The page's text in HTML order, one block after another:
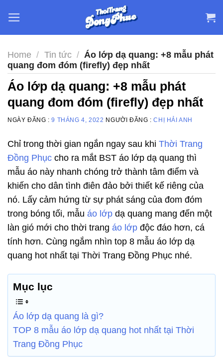
content
Home / Tin tức / Áo lớp dạ quang: +8 mẫu phát
quang đom đóm (firefly) đẹp nhất
Áo lớp dạ quang: +8 mẫu phát
quang đom đóm (firefly) đẹp nhất
NGÀY ĐĂNG :9 THÁNG 4, 2022 NGƯỜI ĐĂNG :CHỊ HẢI ANH
Chỉ trong thời gian ngắn ngay sau khi Thời Trang
Đồng Phục cho ra mắt BST áo lớp dạ quang thì
mẫu áo này nhanh chóng trở thành tâm điểm và
khiến cho dân tình điên đảo bởi thiết kế riêng của
nó. Lấy cảm hứng từ sự phát sáng của đom đóm
trong bóng tối, mẫu áo lớp dạ quang mang đến một
làn gió mới cho thời trang áo lớp độc đáo hơn, cá
tính hơn. Cùng ngắm nhìn top 8 mẫu áo lớp dạ
quang hot nhất tại Thời Trang Đồng Phục nhé.
Mục lục
Áo lớp dạ quang là gì?
TOP 8 mẫu áo lớp dạ quang hot nhất tại Thời
Trang Đồng Phục